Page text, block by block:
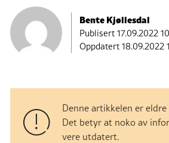
Bente Kjøllesdal
Publisert17.09.2022
Oppdatert 18.09.2022
Denne artikkelen er eldre
Det betyr at noko av
vere utdatert.